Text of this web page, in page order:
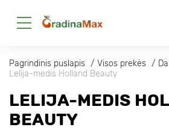
Pagrindinis puslapis Visos prekės
Lelija-medis Holland Beauty
LELIJA-MEDIS
BEAUTY